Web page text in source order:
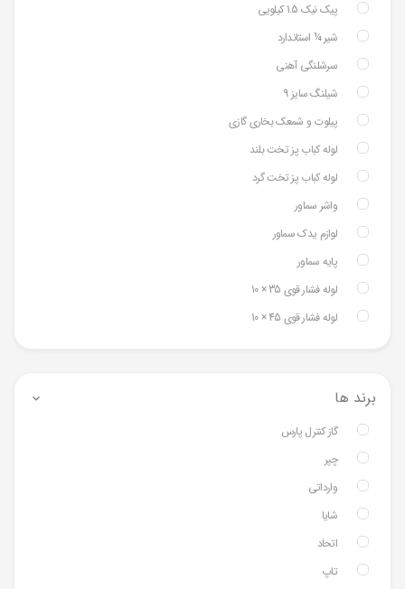
پیک نیک 1.5 کیلویی
شیر ¼ استاندارد
سرشلنگی آهنی
شیلنگ سایز 9
پیلوت و شمعک بخاری گازی
لوله کباب پز تخت بلند
لوله کباب پز تخت گرد
واشر سماور
لوازم یدک سماور
پایه سماور
لوله فشار قوی 35 × 10
لوله فشار قوی 45 × 10
برند ها
گاز کنترل پارس
چپر
وارداتی
شایا
اتحاد
تاپ